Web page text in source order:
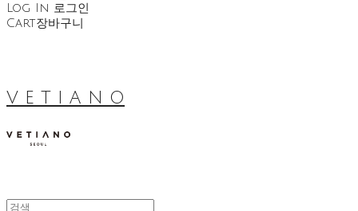
Log In 로그인
Cart장바구니
V E T I A N O